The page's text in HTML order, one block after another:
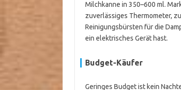
Milchkanne in 350–600 ml.
zuverlässiges Thermometer,
Reinigungsbürsten für die
ein elektrisches Gerät hast.
Budget-Käufer
Geringes Budget ist kein